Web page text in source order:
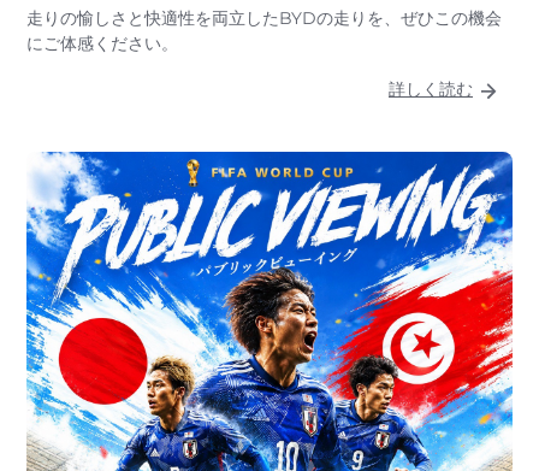
走りの愉しさと快適性を両立したBYDの走りを、ぜひこの機会
にご体感ください。
詳しく読む